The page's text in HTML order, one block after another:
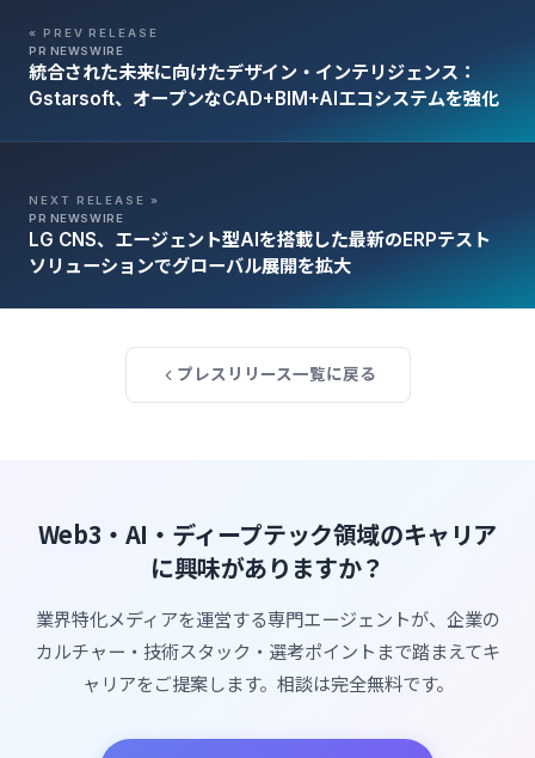
« PREV RELEASE
PR NEWSWIRE
統合された未来に向けたデザイン・インテリジェンス：
Gstarsoft、オープンなCAD+BIM+AIエコシステムを強化
NEXT RELEASE »
PR NEWSWIRE
LG CNS、エージェント型AIを搭載した最新のERPテスト
ソリューションでグローバル展開を拡大
プレスリリース一覧に戻る
Web3・AI・ディープテック領域のキャリア
に興味がありますか？
業界特化メディアを運営する専門エージェントが、企業の
カルチャー・技術スタック・選考ポイントまで踏まえてキ
ャリアをご提案します。相談は完全無料です。